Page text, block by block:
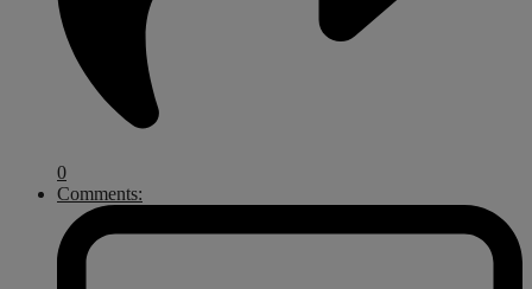
0
Comments: